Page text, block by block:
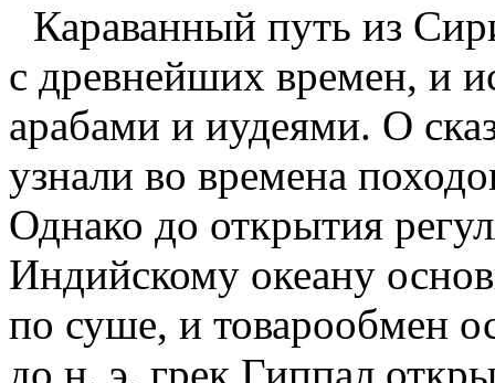
Караванный путь из
с древнейших времен, и
арабами и иудеями. О
узнали во времена
Однако до открытия
Индийскому океану
по суше, и товарообмен
до н. э. грек Гиппал